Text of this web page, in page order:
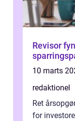
Revisor fyn sådan finder du den rette
10 marts
redaktionel
Ret
for